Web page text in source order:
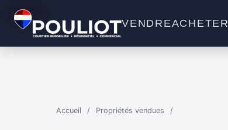
VENDREACHETER
Accueil / Propriétés vendues /
VENDU